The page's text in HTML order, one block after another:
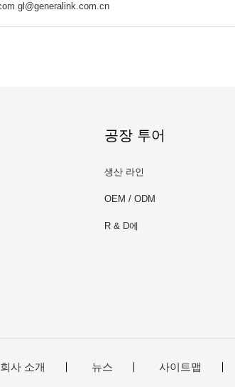
etta@led-filmlights.com gl@generalink.com.cn
공장 투어
생산 라인
OEM / ODM
R & D에
회사 소개 뉴스 사이트맵